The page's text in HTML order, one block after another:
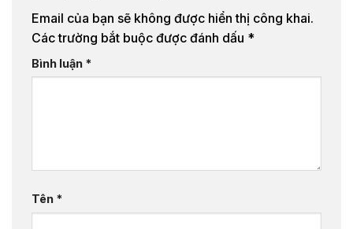
Email của bạn sẽ không được hiển thị công khai.
Các trường bắt buộc được đánh dấu *
Bình luận *
Tên *